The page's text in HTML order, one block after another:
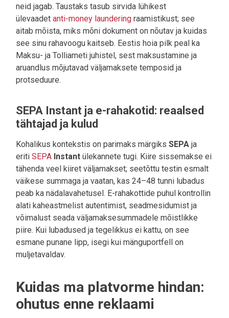
neid jagab. Taustaks tasub sirvida lühikest
ülevaadet anti-money laundering raamistikust; see
aitab mõista, miks mõni dokument on nõutav ja kuidas
see sinu rahavoogu kaitseb. Eestis hoia pilk peal ka
Maksu- ja Tolliameti juhistel, sest maksustamine ja
aruandlus mõjutavad väljamaksete temposid ja
protseduure.
SEPA Instant ja e-rahakotid: reaalsed
tähtajad ja kulud
Kohalikus kontekstis on parimaks märgiks SEPA ja
eriti SEPA Instant ülekannete tugi. Kiire sissemakse ei
tähenda veel kiiret väljamakset; seetõttu testin esmalt
väikese summaga ja vaatan, kas 24–48 tunni lubadus
peab ka nädalavahetusel. E-rahakottide puhul kontrollin
alati kaheastmelist autentimist, seadmesidumist ja
võimalust seada väljamaksesummadele mõistlikke
piire. Kui lubadused ja tegelikkus ei kattu, on see
esmane punane lipp, isegi kui mänguportfell on
muljetavaldav.
Kuidas ma platvorme hindan:
ohutus enne reklaami